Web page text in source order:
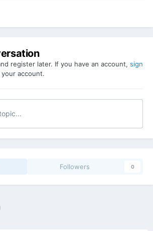
register later. If you have an account, sign
account.
Followers 0